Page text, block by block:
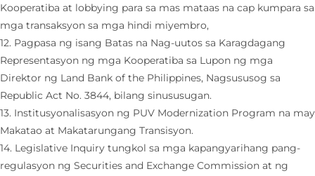
Kooperatiba at lobbying para sa mas mataas na cap kumpara sa
mga transaksyon sa mga hindi miyembro,
12. Pagpasa ng isang Batas na Nag-uutos sa Karagdagang
Representasyon ng mga Kooperatiba sa Lupon ng mga
Direktor ng Land Bank of the Philippines, Nagsususog sa
Republic Act No. 3844, bilang sinususugan.
13. Institusyonalisasyon ng PUV Modernization Program na may
Makatao at Makatarungang Transisyon.
14. Legislative Inquiry tungkol sa mga kapangyarihang pang-
regulasyon ng Securities and Exchange Commission at ng